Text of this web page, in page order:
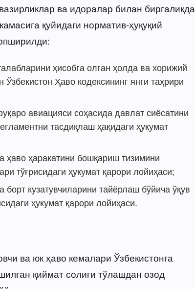
ва идоралар билан биргаликда
қуйидаги норматив-ҳуқуқий
ҳисобга олган ҳолда ва хорижий
Ҳаво кодексининг янги таҳрири
авиацияси соҳасида давлат сиёсатини
тасдиқлаш ҳақидаги ҳукумат
ҳаракатини бошқариш тизимини
тўғрисидаги ҳукумат қарори лойиҳаси;
кузатувчиларини тайёрлаш бўйича ўқув
ҳукумат қарори лойиҳаси.
ва юк ҳаво кемалари Ўзбекистонга
қиймат солиғи тўлашдан озод